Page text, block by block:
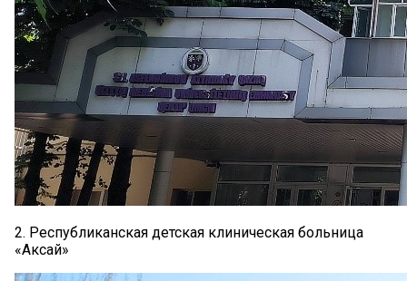
2. ​Республиканская детская клиническая больница
«Аксай»